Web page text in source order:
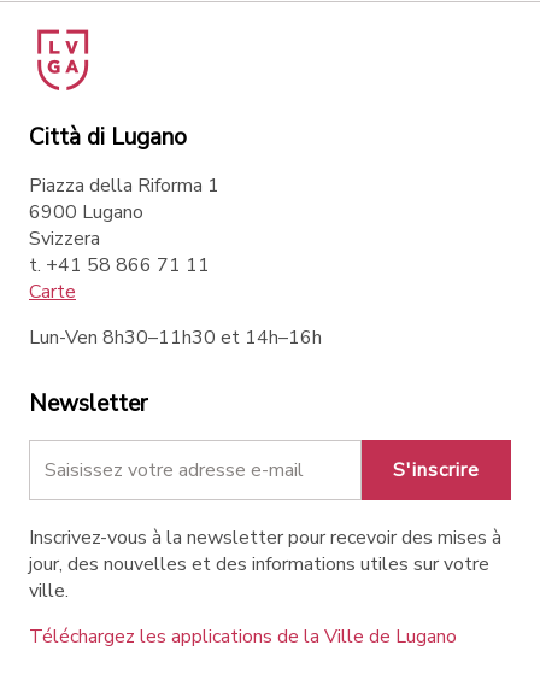
Città di Lugano
Piazza della Riforma 1
6900 Lugano
Svizzera
t. +41 58 866 71 11
Carte
Lun-Ven 8h30–11h30 et 14h–16h
Newsletter
S'inscrire
Inscrivez-vous à la newsletter pour recevoir des mises à
jour, des nouvelles et des informations utiles sur votre
ville.
Téléchargez les applications de la Ville de Lugano